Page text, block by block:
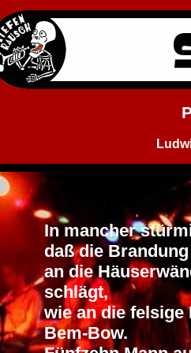
In mancher
daß die Brandung
an die
schlägt,
wie an die
Bem-Bow.